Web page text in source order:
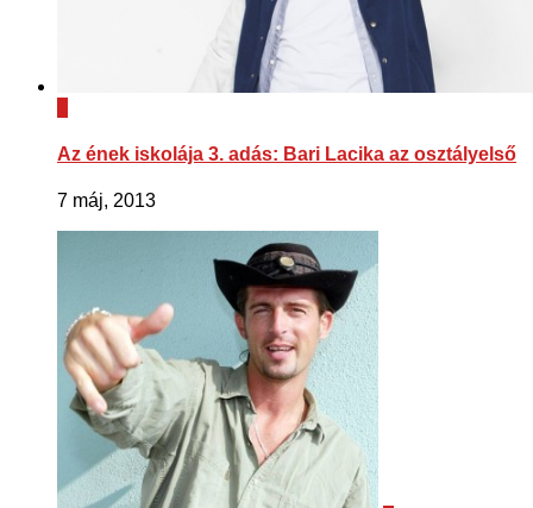
Az ének iskolája 3. adás: Bari Lacika az osztályelső
7 máj, 2013